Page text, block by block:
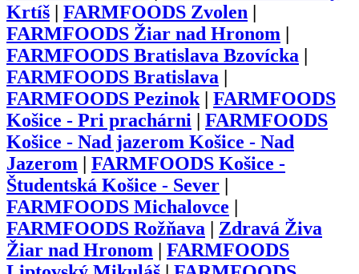
Krtíš
FARMFOODS Zvolen
FARMFOODS Žiar nad Hronom
FARMFOODS Bratislava Bzovícka
FARMFOODS Bratislava
FARMFOODS Pezinok| FARMFOODS
Košice - Pri prachárni
FARMFOODS
Košice - Nad jazerom Košice - Nad
Jazerom
FARMFOODS Košice -
Študentská Košice - Sever
FARMFOODS Michalovce
FARMFOODS Rožňava
Zdravá Živa
Žiar nad Hronom
FARMFOODS